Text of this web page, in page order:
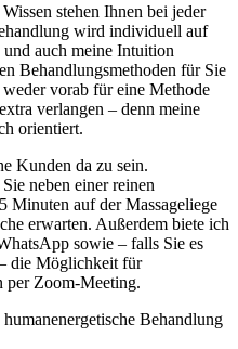
stehen Ihnen bei jeder
wird individuell auf
auch meine Intuition
Behandlungsmethoden für Sie
vorab für eine Methode
verlangen – denn meine
orientiert.
Kunden da zu sein.
neben einer reinen
Minuten auf der Massageliege
erwarten. Außerdem biete ich
sowie – falls Sie es
die Möglichkeit für
per Zoom-Meeting.
Behandlung